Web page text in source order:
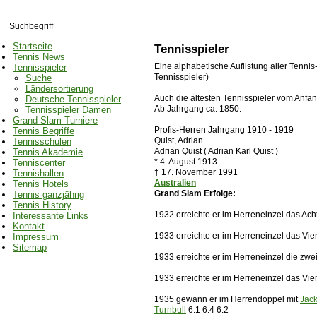
Tennisspieler
Eine alphabetische Auflistung aller
Tennisspieler)
Auch die ältesten Tennisspieler vom
Ab Jahrgang ca. 1850.
Profis-Herren Jahrgang 1910 - 1919
Quist, Adrian
Adrian Quist ( Adrian Karl Quist )
* 4. August 1913
† 17. November 1991
Australien
Grand Slam Erfolge:
1932 erreichte er im Herreneinzel das
1933 erreichte er im Herreneinzel das
1933 erreichte er im Herreneinzel die
1933 erreichte er im Herreneinzel das
1935 gewann er im Herrendoppel mit
Turnbull
6:1 6:4 6:2
Startseite
Tennis News
Tennisspieler
Suche
Ländersortierung
Deutsche Tennisspieler
Tennisspieler Damen
Grand Slam Turniere
Tennis Begriffe
Tennisschulen
Tennis Akademie
Tenniscenter
Tennishallen
Tennis Hotels
Tennis ganzjährig
Tennis History
Interessante Links
Kontakt
Impressum
Sitemap